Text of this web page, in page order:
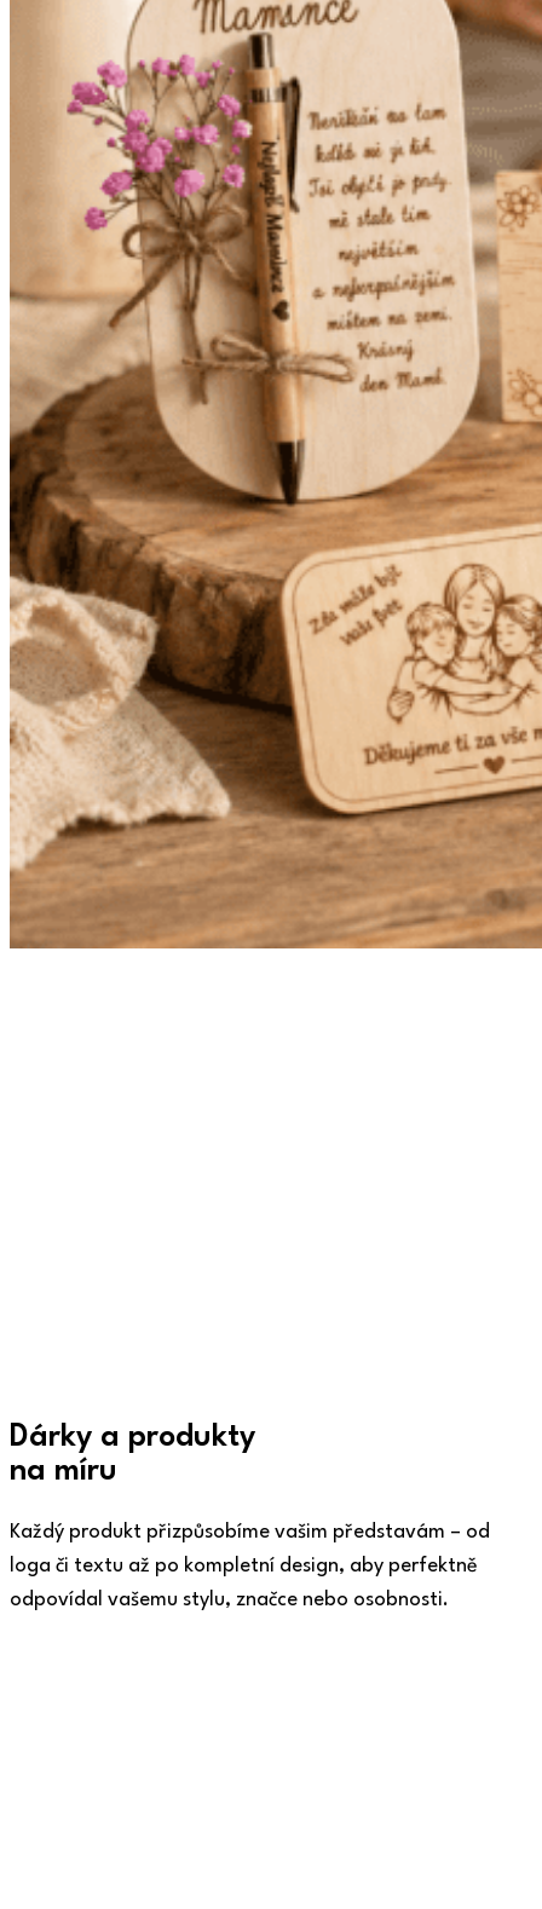
Dárky a produkty
na míru
Každý produkt přizpůsobíme vašim představám – od
loga či textu až po kompletní design, aby perfektně
odpovídal vašemu stylu, značce nebo osobnosti.